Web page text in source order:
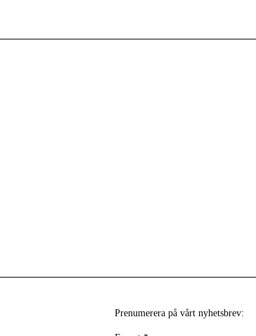
Prenumerera på vårt nyhetsbrev: